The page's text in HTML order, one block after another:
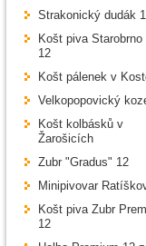
Strakonický dudák
Košt piva Starobrno
12
Košt pálenek v
Velkopopovický
Košt kolbásků v
Žarošicích
Zubr "Gradus" 12
Minipivovar
Košt piva Zubr
12